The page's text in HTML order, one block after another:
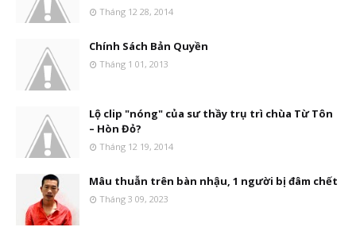
Tháng 12 28, 2014
Chính Sách Bản Quyền
Tháng 1 01, 2013
Lộ clip "nóng" của sư thầy trụ trì chùa Từ Tôn
– Hòn Đỏ?
Tháng 12 19, 2014
Mâu thuẫn trên bàn nhậu, 1 người bị đâm chết
Tháng 3 09, 2023